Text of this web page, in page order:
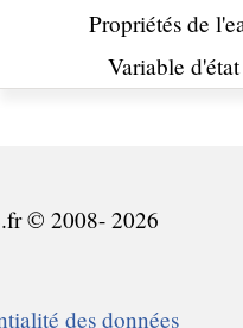
Propriétés de
Variable d'état
© 2008- 2026
des données